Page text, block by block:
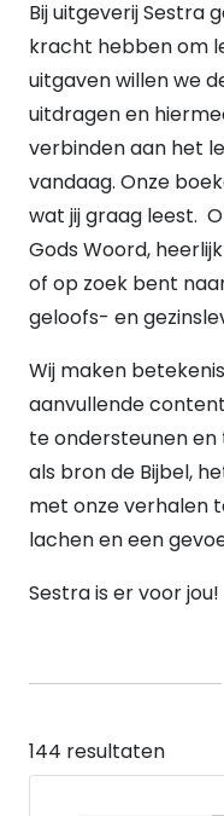
Nee (100)
Ja (48)
UITVOERING
Paperback
E-book (36)
Kaarten (1)
Bij uitgeverij Sestra
kracht hebben om
uitgaven willen we
uitdragen en
verbinden aan het
vandaag. Onze
wat jij graag leest.
Gods Woord,
of op zoek bent
geloofs- en
Wij maken
aanvullende
te ondersteunen
als bron de Bijbel,
met onze verhalen
lachen en een
Sestra is er voor jou!
144 resultaten